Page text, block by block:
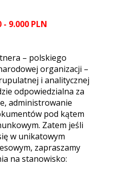
9.000 PLN
– polskiego
organizacji –
i analitycznej
odpowiedzialna za
administrowanie
pod kątem
Zatem jeśli
w unikatowym
zapraszamy
na stanowisko: